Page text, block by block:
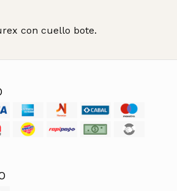
con cuello bote.